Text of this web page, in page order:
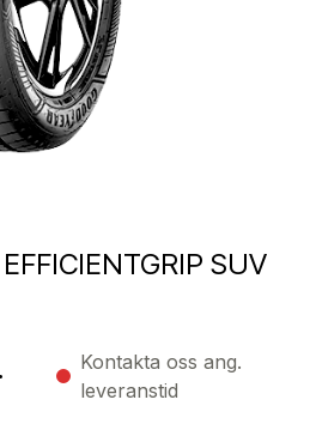
SUV
Kontakta oss ang.
leveranstid